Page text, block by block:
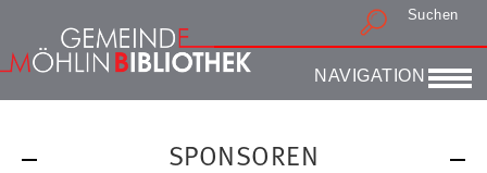
Druckansicht
Suchen
NAVIGATION
SPONSOREN